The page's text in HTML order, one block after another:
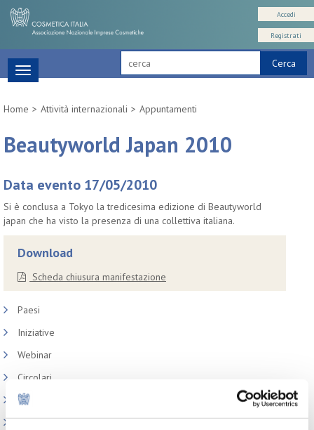
Cerca
Accedi
Registrati
Toggle
navigation
Home
Attività internazionali Appuntamenti
Beautyworld Japan 2010
Data evento 17/05/2010
Si è conclusa a Tokyo la tredicesima edizione di Beautyworld
japan che ha visto la presenza di una collettiva italiana.
Download
Scheda chiusura manifestazione
Paesi
Iniziative
Webinar
Circolari
Memorandum of Understanding
Corsi di formazione